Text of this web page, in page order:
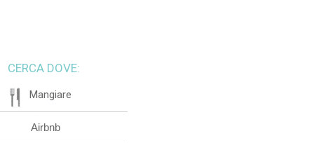
CERCA DOVE:
Mangiare
Airbnb